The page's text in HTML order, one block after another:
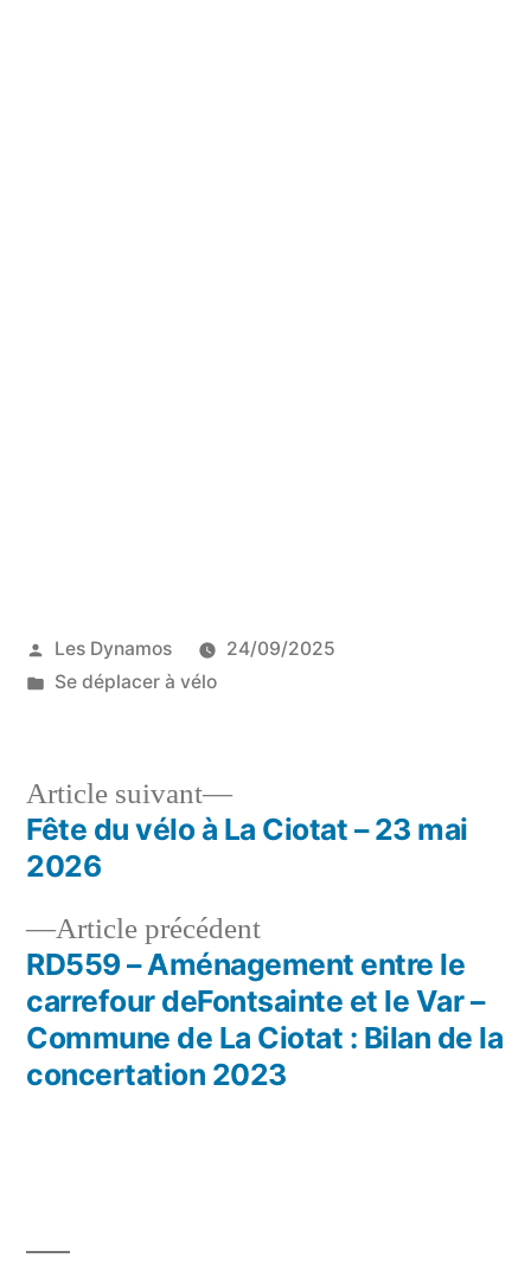
Publié
par
Les Dynamos
24/09/2025
Publié
Se déplacer à vélo
Navigation
l’article
Article précédentArticle
précédent :
RD559 – Aménagement entre le
carrefour deFontsainte et le Var –
Commune de La Ciotat : Bilan de la
concertation 2023
Article suivant
Article
suivant :
Fête du vélo à La Ciotat – 23 mai
2026